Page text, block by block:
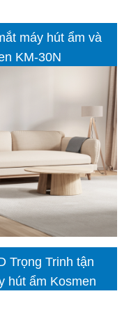
máy hút ẩm và
KM-30N
Trọng Trinh tận
hút ẩm Kosmen